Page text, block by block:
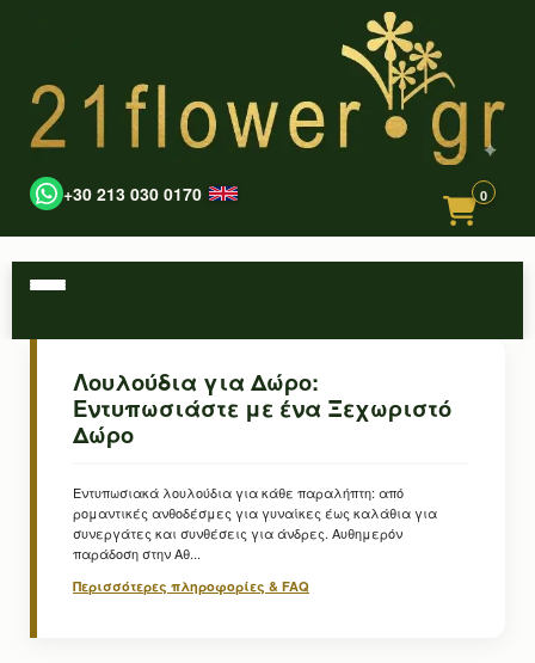
+30 213 030 0170 0
Λουλούδια για Δώρο:
Εντυπωσιάστε με ένα Ξεχωριστό
Δώρο
Εντυπωσιακά λουλούδια για κάθε παραλήπτη: από
ρομαντικές ανθοδέσμες για γυναίκες έως καλάθια για
συνεργάτες και συνθέσεις για άνδρες. Αυθημερόν
παράδοση στην Αθ...
Περισσότερες πληροφορίες & FAQ